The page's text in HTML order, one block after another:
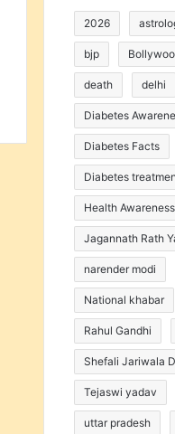
2026
bjp
death delhi
Diabetes
Diabetes Facts
Diabetes
Health Awareness
Jagannath Rath
narender modi
National khabar
Rahul Gandhi
Shefali Jariwala
Tejaswi yadav
uttar pradesh